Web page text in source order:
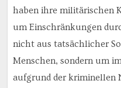
haben ihre militärischen
um Einschränkungen
nicht aus tatsächlicher
Menschen, sondern um
aufgrund der kriminellen